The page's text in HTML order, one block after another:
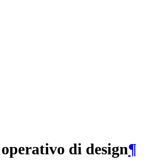
di design¶